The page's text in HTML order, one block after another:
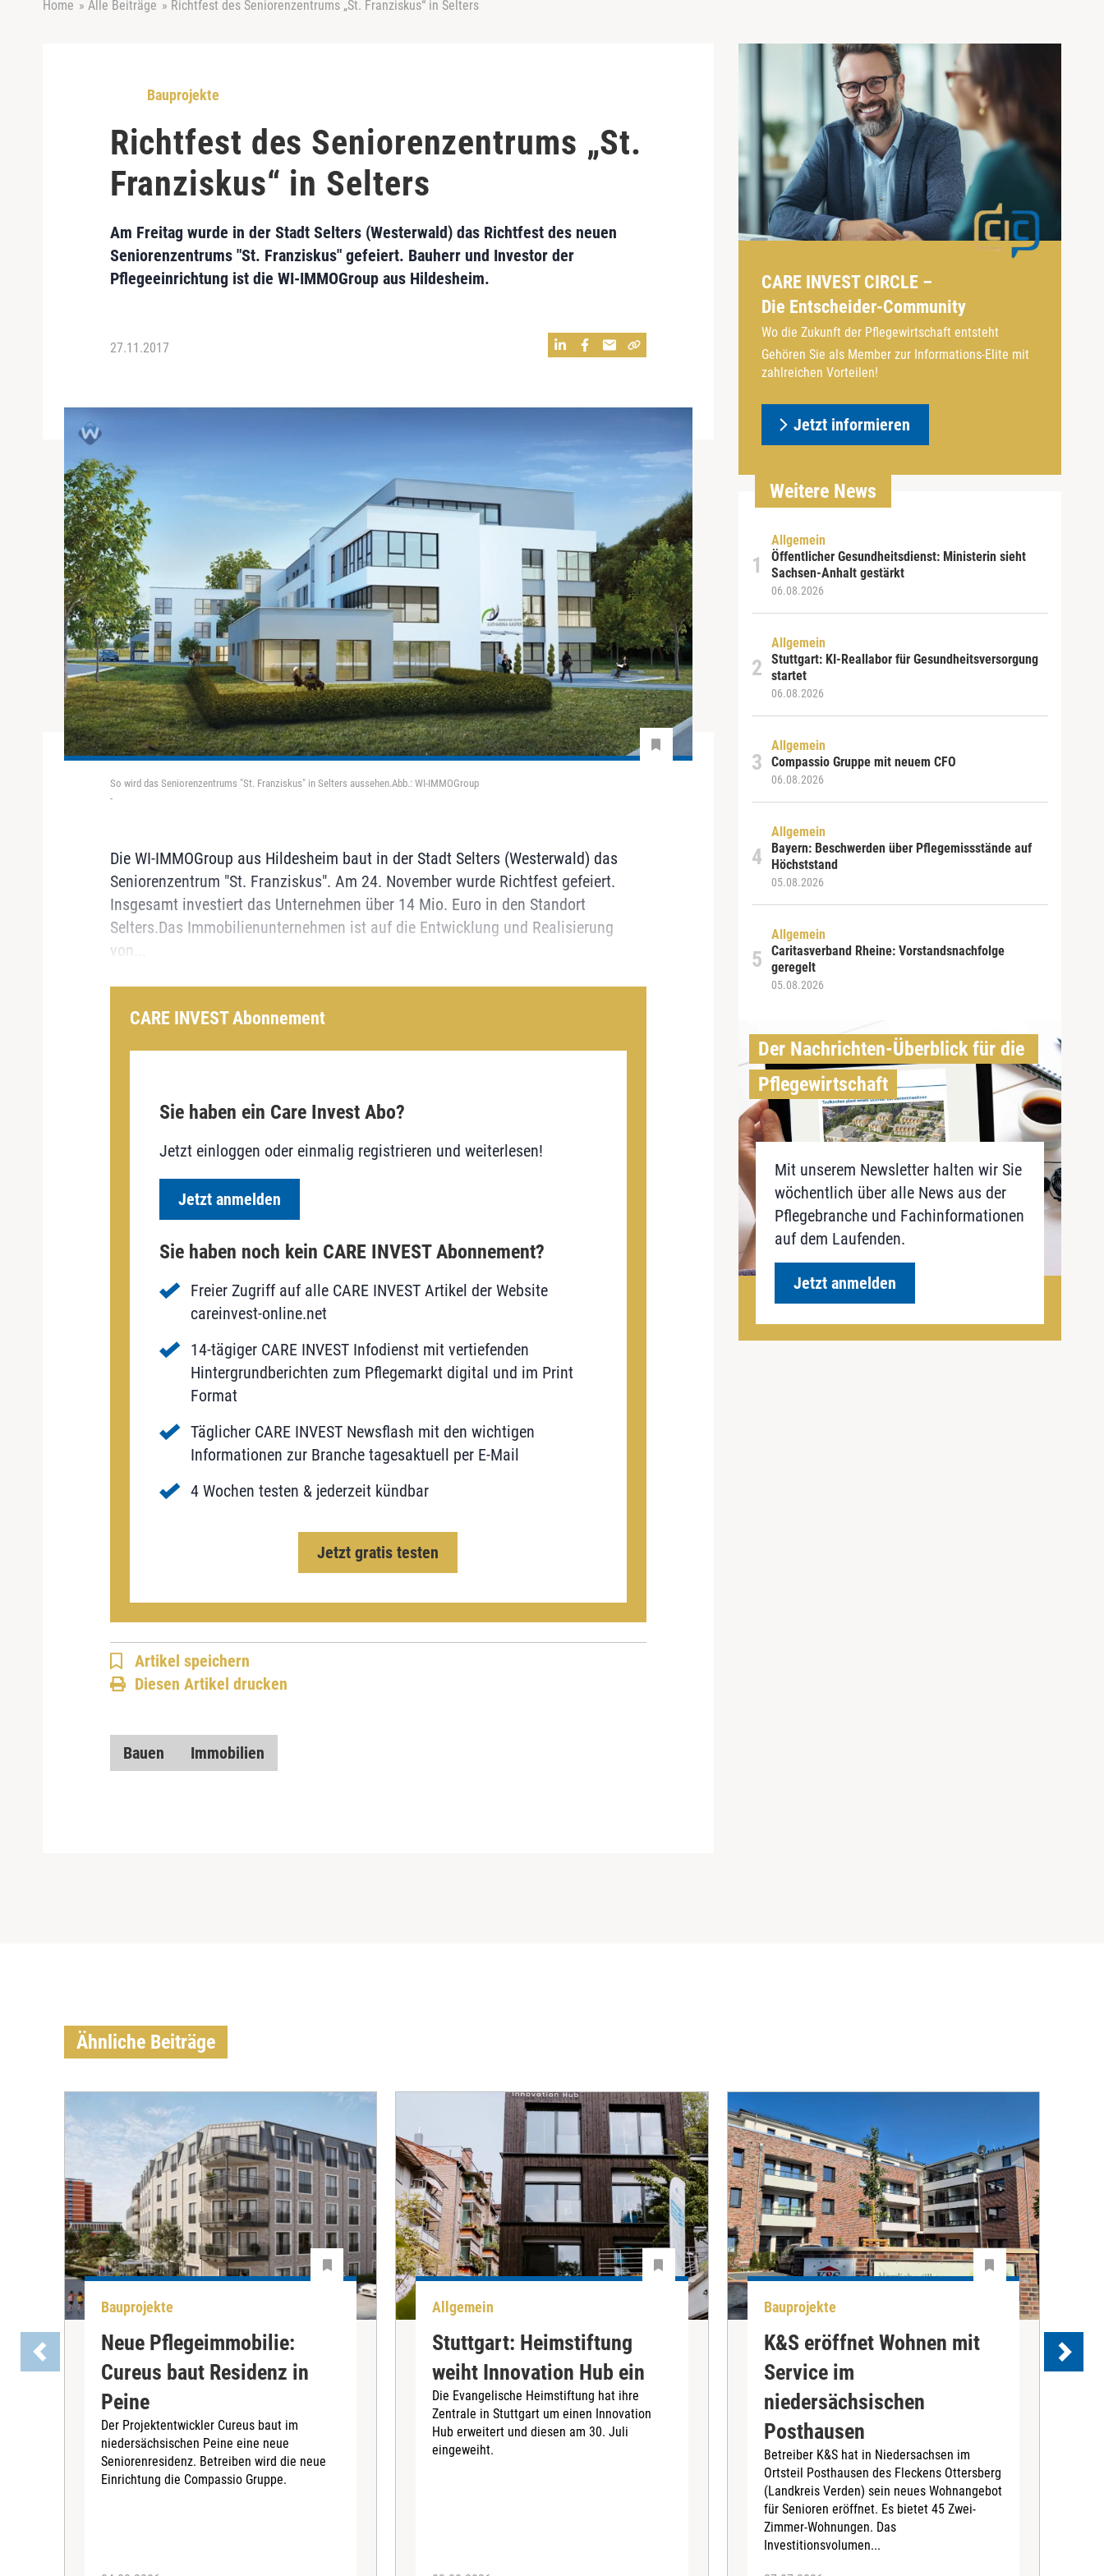
Home » Alle Beiträge » Richtfest des Seniorenzentrums „St. Franziskus“ in Selters
Bauprojekte
Richtfest des Seniorenzentrums „St.
Franziskus“ in Selters
Am Freitag wurde in der Stadt Selters(Westerwald) das Richtfest des neuen
Seniorenzentrums "St. Franziskus"gefeiert. Bauherr und Investor der
Pflegeeinrichtung ist die WI-IMMOGroupaus Hildesheim.
27.11.2017
So wird das Seniorenzentrums "St. Franziskus" in Selters aussehen.Abb.: WI-IMMOGroup
-
Die WI-IMMOGroup aus Hildesheim baut in der Stadt Selters (Westerwald) das
Seniorenzentrum "St. Franziskus". Am 24. November wurde Richtfest gefeiert.
Insgesamt investiert das Unternehmen über 14 Mio. Euro in den Standort
Selters.Das Immobilienunternehmen ist auf die Entwicklung und Realisierung
von...
CARE INVEST Abonnement
Sie haben ein Care Invest Abo?
Jetzt einloggen oder einmalig registrieren und weiterlesen!
Jetzt anmelden
Sie haben noch kein CARE INVEST Abonnement?
Freier Zugriff auf alle CARE INVEST Artikel der Website
careinvest-online.net
14-tägiger CARE INVEST Infodienst mit vertiefenden
Hintergrundberichten zum Pflegemarkt digital und im Print
Format
Täglicher CARE INVEST Newsflash mit den wichtigen
Informationen zur Branche tagesaktuell per E-Mail
4 Wochen testen & jederzeit kündbar
Jetzt gratis testen
Artikel speichern
Diesen Artikel drucken
Bauen Immobilien
CARE INVEST CIRCLE –
Die Entscheider-Community
Wo die Zukunft der Pflegewirtschaft entsteht
Gehören Sie als Member zur Informations-Elite mit
zahlreichen Vorteilen!
Jetzt informieren
Weitere News
Allgemein
Öffentlicher Gesundheitsdienst: Ministerin sieht
Sachsen-Anhalt gestärkt
06.08.2026
Allgemein
Stuttgart: KI-Reallabor für Gesundheitsversorgung
startet
06.08.2026
Allgemein
Compassio Gruppe mit neuem CFO
06.08.2026
Allgemein
Bayern: Beschwerden über Pflegemissstände auf
Höchststand
05.08.2026
Allgemein
Caritasverband Rheine: Vorstandsnachfolge
geregelt
05.08.2026
Der Nachrichten-Überblick für die
Pflegewirtschaft
Mit unserem Newsletter halten wir Sie
wöchentlich über alle News aus der
Pflegebranche und Fachinformationen
auf dem Laufenden.
Jetzt anmelden
Ähnliche Beiträge
Bauprojekte
Neue Pflegeimmobilie:
Cureus baut Residenz in
Peine
Der Projektentwickler Cureus baut im
niedersächsischen Peine eine neue
Seniorenresidenz. Betreiben wird die neue
Einrichtung die Compassio Gruppe.
Allgemein
Stuttgart: Heimstiftung
weiht Innovation Hub ein
Die Evangelische Heimstiftung hat ihre
Zentrale in Stuttgart um einen Innovation
Hub erweitert und diesen am 30. Juli
eingeweiht.
Bauprojekte
K&S eröffnet Wohnen mit
Service im
niedersächsischen
Posthausen
Betreiber K&S hat in Niedersachsen im
Ortsteil Posthausen des Fleckens Ottersberg
(Landkreis Verden) sein neues Wohnangebot
für Senioren eröffnet. Es bietet 45 Zwei-
Zimmer-Wohnungen. Das
Investitionsvolumen...